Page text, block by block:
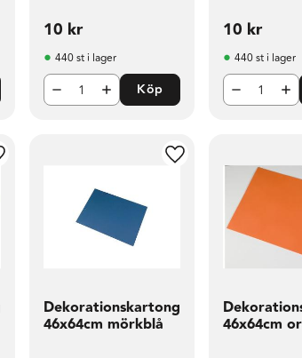
10 kr
440 st i lager
Köp
10 kr
440 st i lager
till i favoriter
Dekorationskartong
46x64cm mörkblå
Lägg till i favoriter
46x64cm